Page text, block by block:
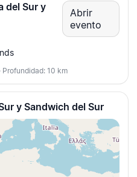
del Sur y
Abrir
evento
10 km
y Sandwich del Sur